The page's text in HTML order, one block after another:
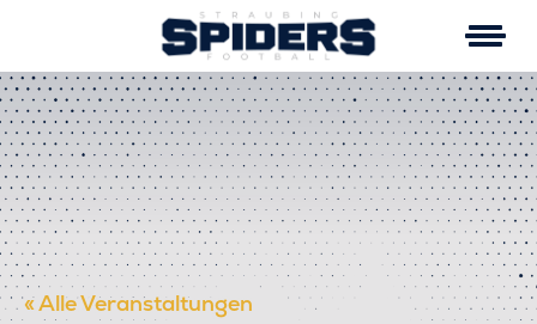
content
« Alle Veranstaltungen